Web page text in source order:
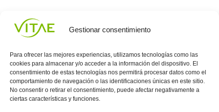
Gestionar consentimiento
Para ofrecer las mejores experiencias, utilizamos tecnologías como las
cookies para almacenar y/o acceder a la información del dispositivo. El
consentimiento de estas tecnologías nos permitirá procesar datos como el
comportamiento de navegación o las identificaciones únicas en este sitio.
No consentir o retirar el consentimiento, puede afectar negativamente a
ciertas características y funciones.
Conocenos
Vitae
Política
de
(+34)
935